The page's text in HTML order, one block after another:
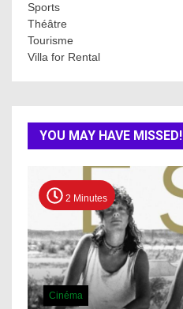
Sports
Théâtre
Tourisme
Villa for Rental
YOU MAY HAVE MISSED!
2 Minutes
Cinéma